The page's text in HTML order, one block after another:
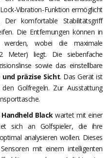
Vibration-Funktion ermöglicht
Der komfortable Stabilitätsgriff
Die Entfernungen können in
wobei die maximale
Meter) liegt. Die siebenfache
sowie das einstellbare
und präzise Sicht. Das Gerät ist
Golfregeln. Zur Ausstattung
Handheld Blackwartet mit einer
sich an Golfspieler, die ihre
analysieren wollen. Dieses
mit einem intelligenten